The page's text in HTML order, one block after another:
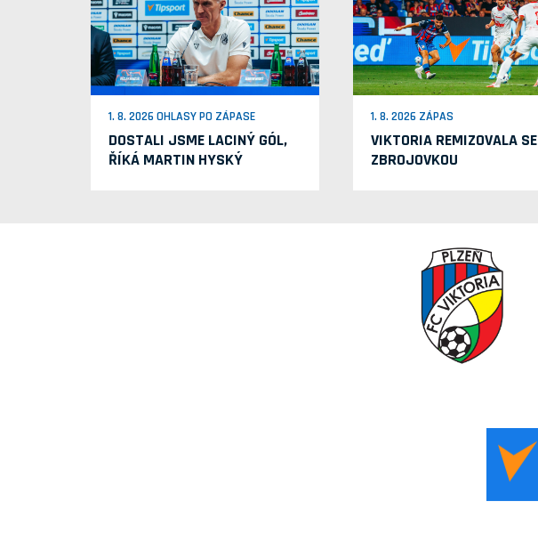
1. 8. 2026 OHLASY PO ZÁPASE
DOSTALI JSME LACINÝ GÓL,
ŘÍKÁ MARTIN HYSKÝ
1. 8. 2026 ZÁPAS
VIKTORIA REMIZOVALA SE
ZBROJOVKOU